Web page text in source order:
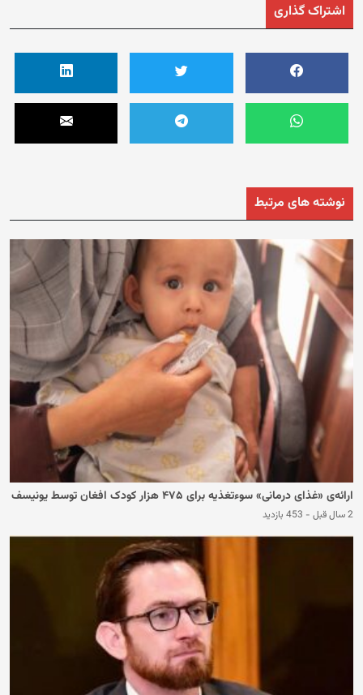
اشتراک گذاری
نوشته های مرتبط
ارائه‌ی «غذای درمانی» سوءتغذیه برای ۴۷۵ هزار کودک افغان توسط یونیسف
2 سال قبل - 453 بازدید